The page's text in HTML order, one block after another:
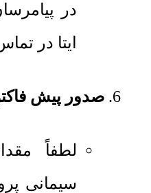
در
ایتا در
صدور پیش
لطفاً
سیمانی